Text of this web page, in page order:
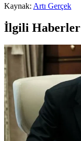
Kaynak: Artı Gerçek
İlgili Haberler